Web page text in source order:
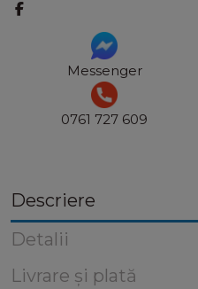
Messenger
0761 727 609
Descriere
Detalii
Livrare și plată